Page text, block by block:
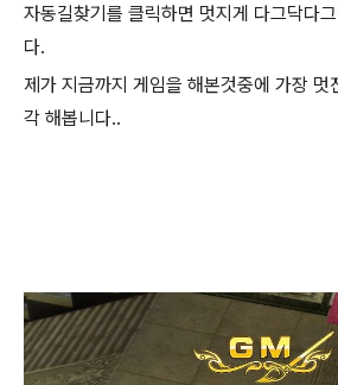
자동길찾기를 클릭하면 멋지게 다그닥다
다.
제가 지금까지 게임을 해본것중에 가장 멋
각 해봅니다..